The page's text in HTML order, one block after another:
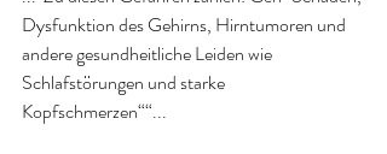
Dysfunktion des Gehirns, Hirntumoren und
andere gesundheitliche Leiden wie
Schlafstörungen und starke
Kopfschmerzen““...